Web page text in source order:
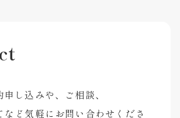
し込みや、ご相談、
など気軽にお問い合わせくださ